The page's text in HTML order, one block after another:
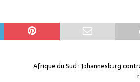
Afrique du Sud : Johannesburg